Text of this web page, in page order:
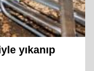
yıkanıp